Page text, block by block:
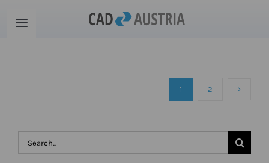
InhaltToggle
1 2
Suche
nach: